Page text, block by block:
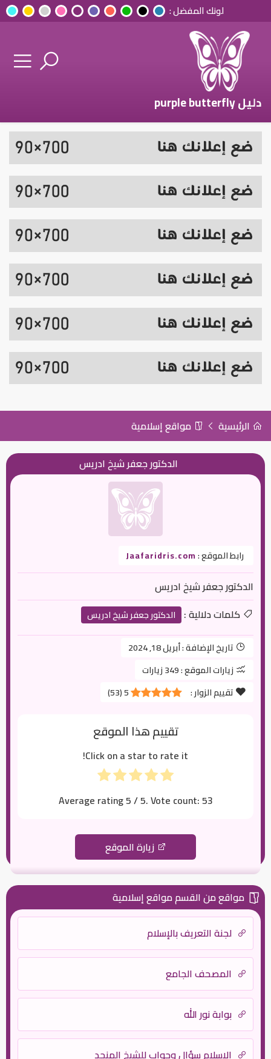
لونك المفضل :
دليل purple butterfly
الرئيسية مواقع إسلامية
الدكتور جعفر شيخ ادريس
رابط الموقع :Jaafaridris.com
الدكتور جعفر شيخ ادريس
كلمات دلالية :
الدكتور جعفر شيخ ادريس
تاريخ الإضافة :أبريل 18, 2024
زيارات الموقع :349 زيارات
تقييم الزوار :
5
(
53
)
تقييم هذا الموقع
Click on a star to rate it!
Average rating5/ 5. Vote count:53
زيارة الموقع
مواقع من القسم مواقع إسلامية
لجنة التعريف بالإسلام
المصحف الجامع
بوابة نور الله
الاسلام سؤال وجواب للشيخ المنجد